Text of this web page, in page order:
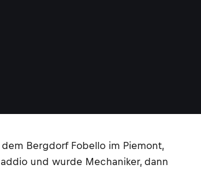
Bergdorf Fobello im Piemont,
und wurde Mechaniker, dann